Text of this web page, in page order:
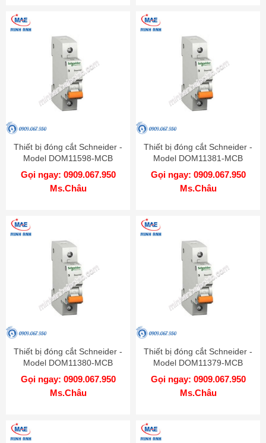
Thiết bị đóng cắt Schneider -
Model DOM11598-MCB
Gọi ngay: 0909.067.950
Ms.Châu
Thiết bị đóng cắt Schneider -
Model DOM11381-MCB
Gọi ngay: 0909.067.950
Ms.Châu
Thiết bị đóng cắt Schneider -
Model DOM11380-MCB
Gọi ngay: 0909.067.950
Ms.Châu
Thiết bị đóng cắt Schneider -
Model DOM11379-MCB
Gọi ngay: 0909.067.950
Ms.Châu